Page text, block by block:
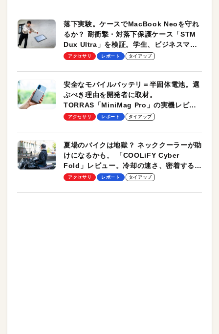
落下実験。ケースでMacBook Neoを守れ
るか？ 耐衝撃・対落下保護ケース「STM
Dux Ultra」を検証。学生、ビジネスマン
のモバイルユースに最適！
アクセサリ レポート タイアップ
安全なモバイルバッテリ＝半固体電池。選
ぶべき理由を開発者に取材。
TORRAS「MiniMag Pro」の実機レビュ
ーも
アクセサリ レポート タイアップ
夏場のバイクは地獄？ ネッククーラーが助
けになるかも。 「COOLiFY Cyber
Fold」レビュー。冷却の速さ、密着する冷
却プレート、シンプルな操作性がグッド！
アクセサリ レポート タイアップ